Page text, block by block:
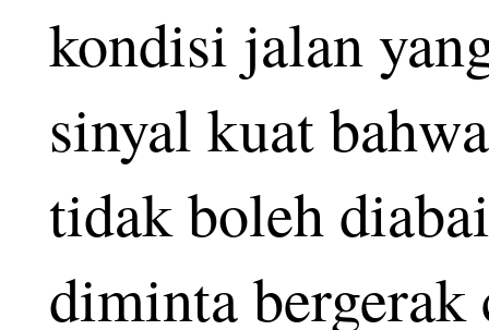
kondisi jalan
sinyal kuat
tidak boleh
diminta bergerak